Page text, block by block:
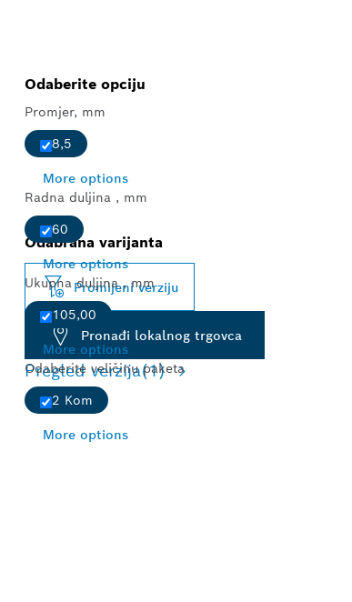
Odaberite opciju
Promjer, mm
8,5
More options
Radna duljina , mm
60
More options
Ukupna duljina , mm
105,00
More options
Odaberite veličinu paketa
2 Kom
More options
Odabrana varijanta
Promijeni verziju
Pronađi lokalnog trgovca
Pregled verzija(1)